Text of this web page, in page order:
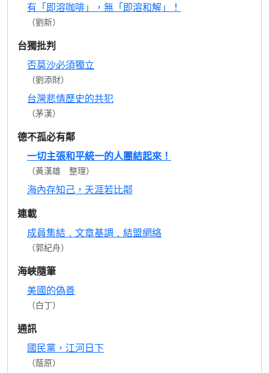
有「即溶咖啡」，無「即溶和解」！
（劉新）
台獨批判
否莫沙必須獨立
（劉添財）
台灣悲情歷史的共犯
（茅漢）
德不孤必有鄰
一切主張和平統一的人團結起來！
（黃漢雄 整理）
海內存知己，天涯若比鄰
連載
成員集結﹑文章基調﹑結盟網絡
（郭紀舟）
海峽隨筆
美國的偽善
（白丁）
通訊
國民黨，江河日下
（蔭原）